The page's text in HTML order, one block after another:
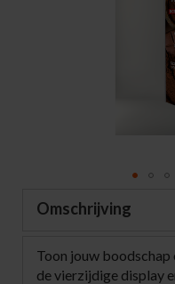
beginning
Omschrijving
Toon jouw
de vierzijdige display